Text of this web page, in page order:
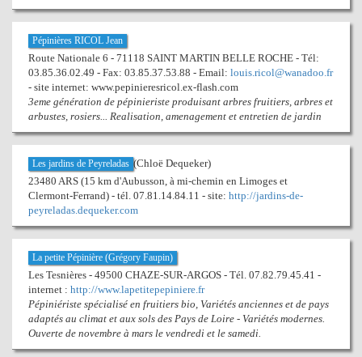
Pépinières RICOL Jean
Route Nationale 6 - 71118 SAINT MARTIN BELLE ROCHE - Tél:
03.85.36.02.49 - Fax: 03.85.37.53.88 - Email: louis.ricol@wanadoo.fr
- site internet: www.pepinieresricol.ex-flash.com
3eme génération de pépinieriste produisant arbres fruitiers, arbres et
arbustes, rosiers... Realisation, amenagement et entretien de jardin
Les jardins de Peyreladas (Chloë Dequeker)
23480 ARS (15 km d'Aubusson, à mi-chemin en Limoges et
Clermont-Ferrand) - tél. 07.81.14.84.11 - site: http://jardins-de-
peyreladas.dequeker.com
La petite Pépinière (Grégory Faupin)
Les Tesnières - 49500 CHAZE-SUR-ARGOS - Tél. 07.82.79.45.41 -
internet : http://www.lapetitepepiniere.fr
Pépiniériste spécialisé en fruitiers bio, Variétés anciennes et de pays
adaptés au climat et aux sols des Pays de Loire - Variétés modernes.
Ouverte de novembre à mars le vendredi et le samedi.